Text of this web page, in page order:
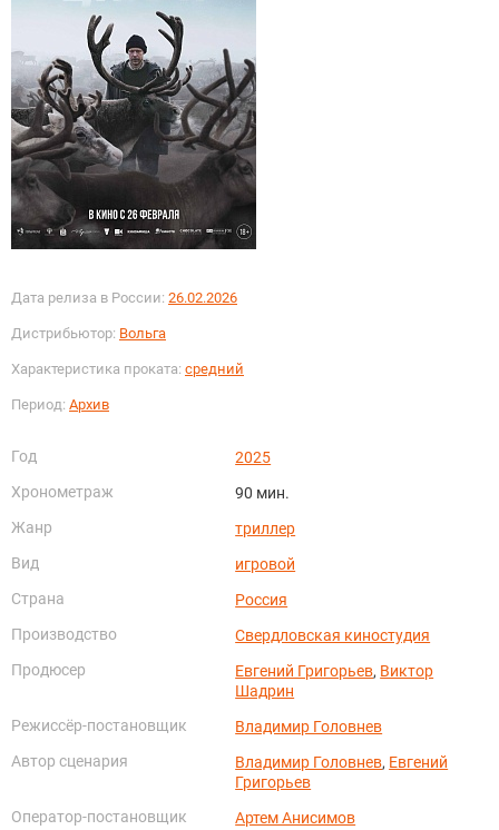
Дата релиза в России: 26.02.2026
Дистрибьютор: Вольга
Характеристика проката: средний
Период: Архив
Год
2025
Хронометраж
90 мин.
Жанр
триллер
Вид
игровой
Страна
Россия
Производство
Свердловская киностудия
Продюсер
Евгений Григорьев, Виктор
Шадрин
Режиссёр-постановщик
Владимир Головнев
Автор сценария
Владимир Головнев, Евгений
Григорьев
Оператор-постановщик
Артем Анисимов